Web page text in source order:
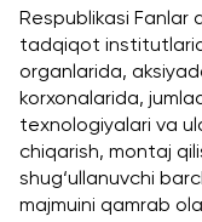
Respublikasi Fanlar
tadqiqot
organlarida,
korxonalarida,
texnologiyalari va
chiqarish, montaj
shug‘ullanuvchi
majmuini qamrab